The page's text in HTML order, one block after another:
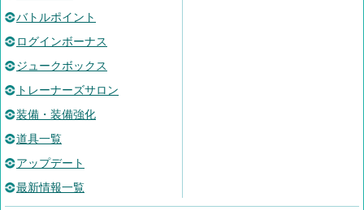
バトルポイント
ログインボーナス
ジュークボックス
トレーナーズサロン
装備・装備強化
道具一覧
アップデート
最新情報一覧